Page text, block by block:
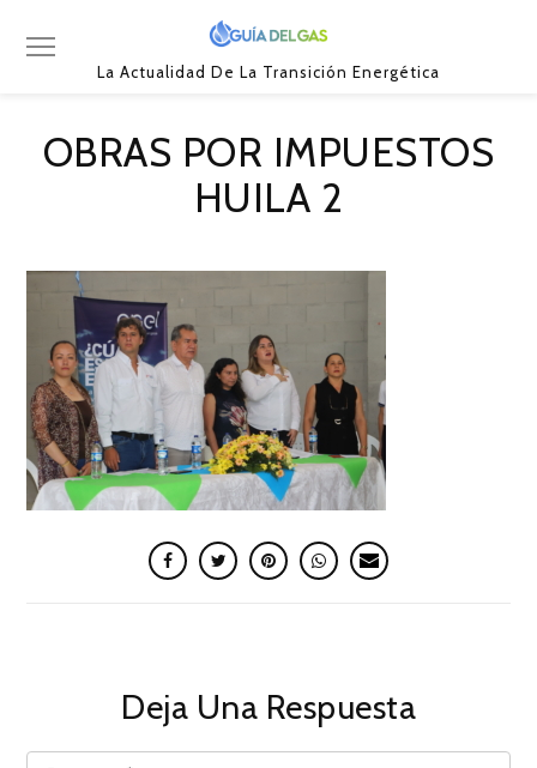
La Actualidad De La Transición Energética
OBRAS POR IMPUESTOS
HUILA 2
Deja Una Respuesta
COMMENT